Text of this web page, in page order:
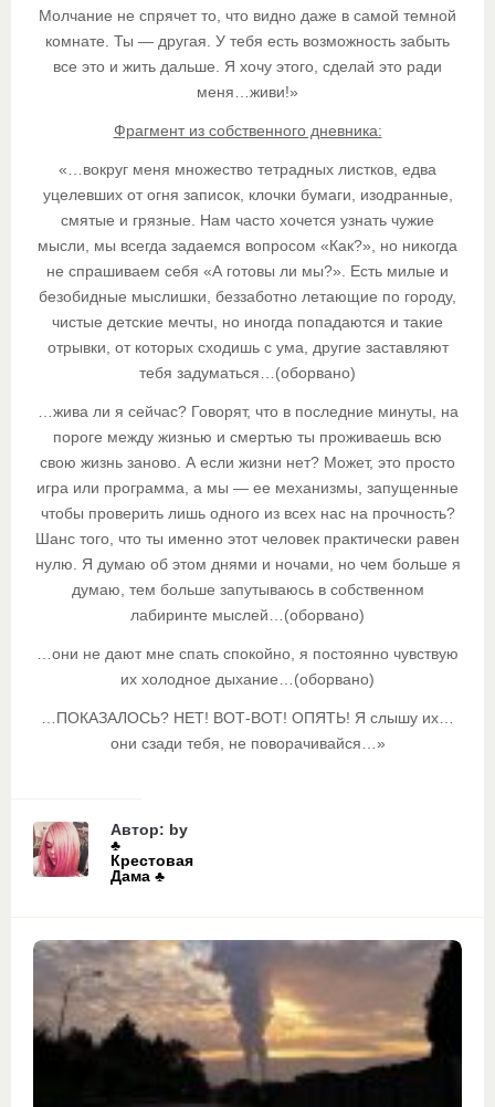
Молчание не спрячет то, что видно даже в самой темной
комнате. Ты — другая. У тебя есть возможность забыть
все это и жить дальше. Я хочу этого, сделай это ради
меня…живи!»
Фрагмент из собственного дневника:
«…вокруг меня множество тетрадных листков, едва
уцелевших от огня записок, клочки бумаги, изодранные,
смятые и грязные. Нам часто хочется узнать чужие
мысли, мы всегда задаемся вопросом «Как?», но никогда
не спрашиваем себя «А готовы ли мы?». Есть милые и
безобидные мыслишки, беззаботно летающие по городу,
чистые детские мечты, но иногда попадаются и такие
отрывки, от которых сходишь с ума, другие заставляют
тебя задуматься…(оборвано)
…жива ли я сейчас? Говорят, что в последние минуты, на
пороге между жизнью и смертью ты проживаешь всю
свою жизнь заново. А если жизни нет? Может, это просто
игра или программа, а мы — ее механизмы, запущенные
чтобы проверить лишь одного из всех нас на прочность?
Шанс того, что ты именно этот человек практически равен
нулю. Я думаю об этом днями и ночами, но чем больше я
думаю, тем больше запутываюсь в собственном
лабиринте мыслей…(оборвано)
…они не дают мне спать спокойно, я постоянно чувствую
их холодное дыхание…(оборвано)
…ПОКАЗАЛОСЬ? НЕТ! ВОТ-ВОТ! ОПЯТЬ! Я слышу их…
они сзади тебя, не поворачивайся…»
Автор: by
♣️
Крестовая
Дама ♣️